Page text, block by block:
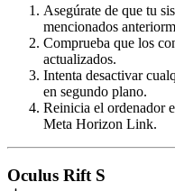
Asegúrate de que tu
mencionados
Comprueba que los
actualizados.
Intenta desactivar
en segundo plano.
Reinicia el ordenador
Meta Horizon Link.
Oculus Rift S